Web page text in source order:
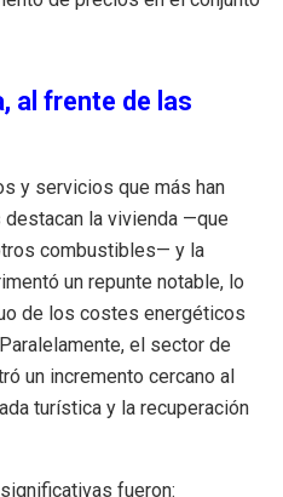
al frente de las
y servicios que más han
la vivienda —que
combustibles— y la
un repunte notable, lo
de los costes energéticos
el sector de
un incremento cercano al
turística y la recuperación
fueron: